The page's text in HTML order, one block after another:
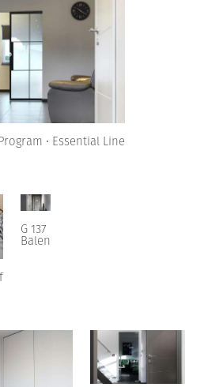
• Essential Line
G 137
Balen